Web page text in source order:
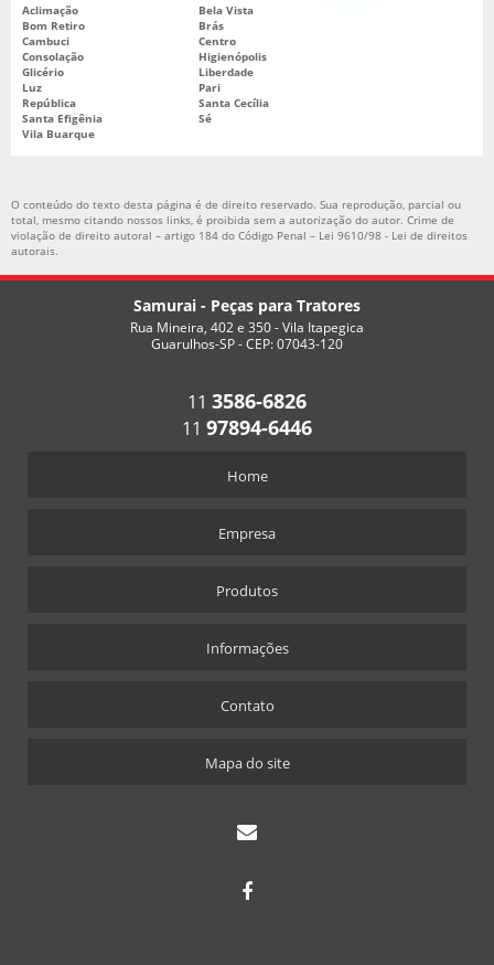
Aclimação
Bela Vista
Bom Retiro
Brás
Cambuci
Centro
Consolação
Higienópolis
Glicério
Liberdade
Luz
Pari
República
Santa Cecília
Santa Efigênia
Sé
Vila Buarque
O conteúdo do texto desta página é de direito reservado. Sua reprodução, parcial ou
total, mesmo citando nossos links, é proibida sem a autorização do autor. Crime de
violação de direito autoral – artigo 184 do Código Penal – Lei 9610/98 - Lei de direitos
autorais.
Samurai - Peças para Tratores
Rua Mineira, 402 e 350 - Vila Itapegica
Guarulhos-SP - CEP: 07043-120
11 3586-6826
11 97894-6446
Home
Empresa
Produtos
Informações
Contato
Mapa do site